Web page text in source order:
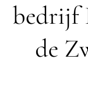
bedrijf
de